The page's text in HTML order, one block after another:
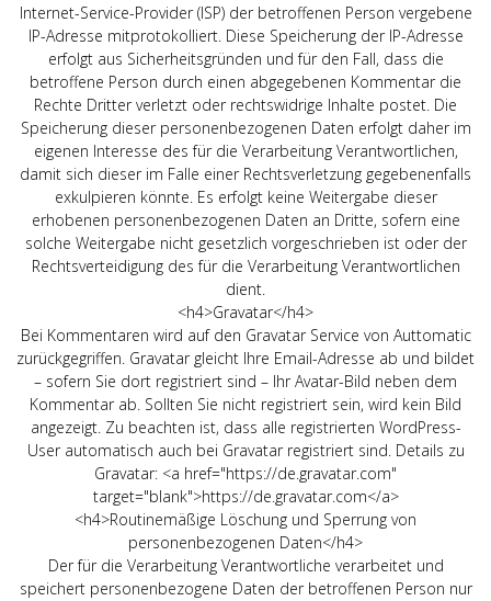
Internet-Service-Provider (ISP) der betroffenen Person vergebene
IP-Adresse mitprotokolliert. Diese Speicherung der IP-Adresse
erfolgt aus Sicherheitsgründen und für den Fall, dass die
betroffene Person durch einen abgegebenen Kommentar die
Rechte Dritter verletzt oder rechtswidrige Inhalte postet. Die
Speicherung dieser personenbezogenen Daten erfolgt daher im
eigenen Interesse des für die Verarbeitung Verantwortlichen,
damit sich dieser im Falle einer Rechtsverletzung gegebenenfalls
exkulpieren könnte. Es erfolgt keine Weitergabe dieser
erhobenen personenbezogenen Daten an Dritte, sofern eine
solche Weitergabe nicht gesetzlich vorgeschrieben ist oder der
Rechtsverteidigung des für die Verarbeitung Verantwortlichen
dient.
<h4>Gravatar</h4>
Bei Kommentaren wird auf den Gravatar Service von Auttomatic
zurückgegriffen. Gravatar gleicht Ihre Email-Adresse ab und bildet
– sofern Sie dort registriert sind – Ihr Avatar-Bild neben dem
Kommentar ab. Sollten Sie nicht registriert sein, wird kein Bild
angezeigt. Zu beachten ist, dass alle registrierten WordPress-
User automatisch auch bei Gravatar registriert sind. Details zu
Gravatar: <a href="https://de.gravatar.com"
target="blank">https://de.gravatar.com</a>
<h4>Routinemäßige Löschung und Sperrung von
personenbezogenen Daten</h4>
Der für die Verarbeitung Verantwortliche verarbeitet und
speichert personenbezogene Daten der betroffenen Person nur